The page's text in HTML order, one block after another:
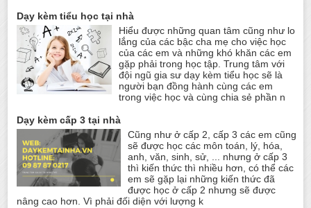
Dạy kèm tiểu học tại nhà
Hiểu được những quan tâm cũng như lo
lắng của các bậc cha mẹ cho việc học
của các em và những khó khăn các em
gặp phải trong học tập. Trung tâm với
đội ngũ gia sư dạy kèm tiểu học sẽ là
người bạn đồng hành cùng các em
trong việc học và cùng chia sẻ phần n
Dạy kèm cấp 3 tại nhà
Cũng như ở cấp 2, cấp 3 các em cũng
sẽ được học các môn toán, lý, hóa,
anh, văn, sinh, sử, ... nhưng ở cấp 3
thì kiến thức thì nhiều hơn, có thể các
em sẽ gặp lại những kiến thức đã
được học ở cấp 2 nhưng sẽ được
nâng cao hơn. Vì phải đối diện với lượng k